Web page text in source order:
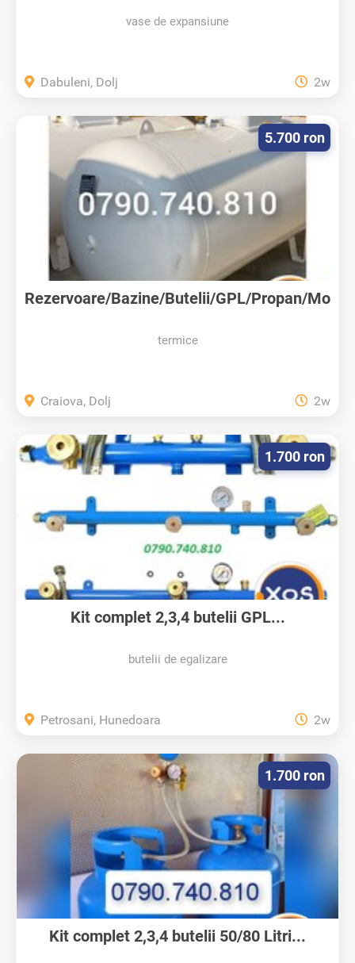
vase de expansiune
Dabuleni, Dolj 2w
Rezervoare/Bazine/Butelii/GPL/Propan/Mo
termice
5.700 ron
Craiova, Dolj 2w
Kit complet 2,3,4 butelii GPL...
butelii de egalizare
1.700 ron
Petrosani, Hunedoara 2w
Kit complet 2,3,4 butelii 50/80 Litri...
1.700 ron